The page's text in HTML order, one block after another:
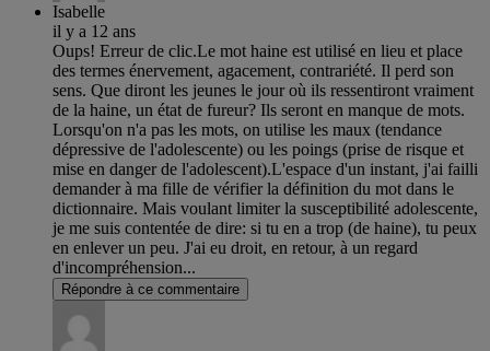
Isabelle
il y a 12 ans
Oups! Erreur de clic.Le mot haine est utilisé en lieu et place
des termes énervement, agacement, contrariété. Il perd son
sens. Que diront les jeunes le jour où ils ressentiront vraiment
de la haine, un état de fureur? Ils seront en manque de mots.
Lorsqu'on n'a pas les mots, on utilise les maux (tendance
dépressive de l'adolescente) ou les poings (prise de risque et
mise en danger de l'adolescent).L'espace d'un instant, j'ai failli
demander à ma fille de vérifier la définition du mot dans le
dictionnaire. Mais voulant limiter la susceptibilité adolescente,
je me suis contentée de dire: si tu en a trop (de haine), tu peux
en enlever un peu. J'ai eu droit, en retour, à un regard
d'incompréhension...
Répondre à ce commentaire